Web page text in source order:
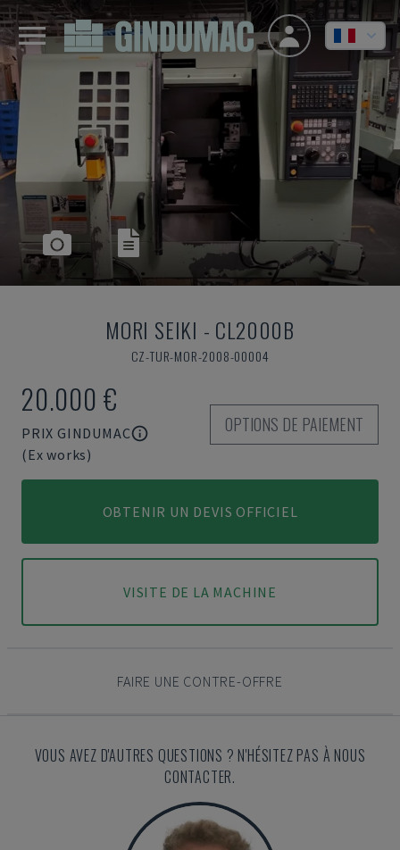
MORI SEIKI - CL2000B
CZ-TUR-MOR-2008-00004
20.000 €
PRIX GINDUMAC
(Ex works)
OPTIONS DE PAIEMENT
OBTENIR UN DEVIS OFFICIEL
VISITE DE LA MACHINE
FAIRE UNE CONTRE-OFFRE
VOUS AVEZ D'AUTRES QUESTIONS ? N'HÉSITEZ PAS À NOUS
CONTACTER.